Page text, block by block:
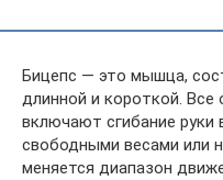
Бицепс — это мышца,
длинной и короткой. Все
включают сгибание руки
свободными весами или
меняется диапазон